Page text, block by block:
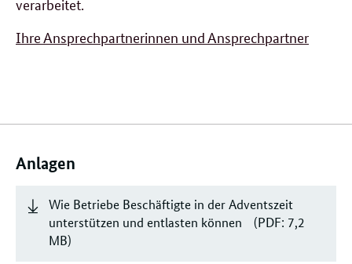
Ihre Ansprechpartnerinnen und Ansprechpartner
Anlagen
Wie Betriebe Beschäftigte in der Adventszeit
unterstützen und entlasten können
(PDF: 7,2
MB)